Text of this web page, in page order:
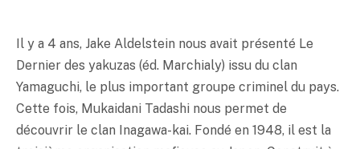
Il y a 4 ans, Jake Aldelstein nous avait présenté Le
Dernier des yakuzas (éd. Marchialy) issu du clan
Yamaguchi, le plus important groupe criminel du pays.
Cette fois, Mukaidani Tadashi nous permet de
découvrir le clan Inagawa-kai. Fondé en 1948, il est la